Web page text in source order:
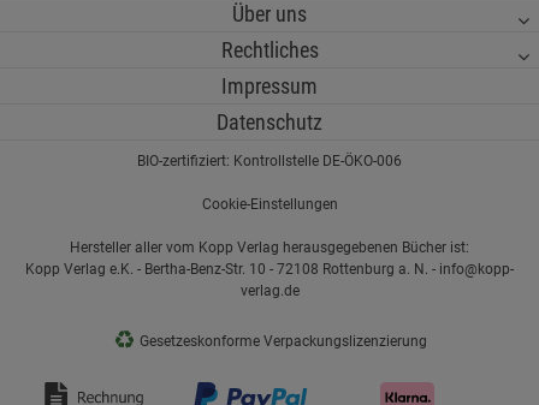
Über uns
Rechtliches
Impressum
Datenschutz
BIO-zertifiziert: Kontrollstelle DE-ÖKO-006
Cookie-Einstellungen
Hersteller aller vom Kopp Verlag herausgegebenen Bücher ist:
Kopp Verlag e.K. - Bertha-Benz-Str. 10 - 72108 Rottenburg a. N. - info@kopp-
verlag.de
♻ Gesetzeskonforme Verpackungslizenzierung